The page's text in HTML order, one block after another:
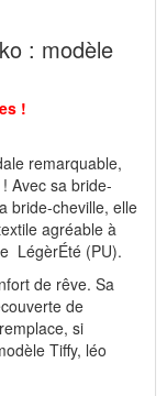
F-67160
: modèle
!
remarquable,
Avec sa bride-
bride-cheville, elle
agréable à
LégèrÉté (PU).
de rêve. Sa
de
si
Tiffy, léo